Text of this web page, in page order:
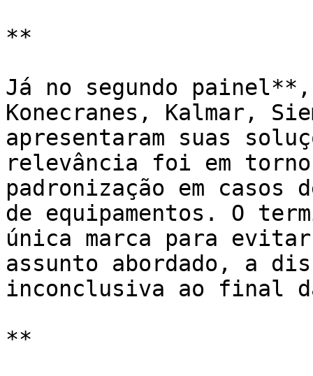
**
Já no segundo painel**,
Konecranes, Kalmar,
apresentaram suas
relevância foi em torno
padronização em
de equipamentos. O
única marca para
assunto abordado, a
inconclusiva ao final
**